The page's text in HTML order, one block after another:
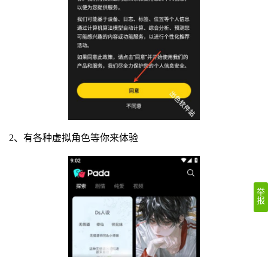
2、有各种虚拟角色等你来体验
举
报